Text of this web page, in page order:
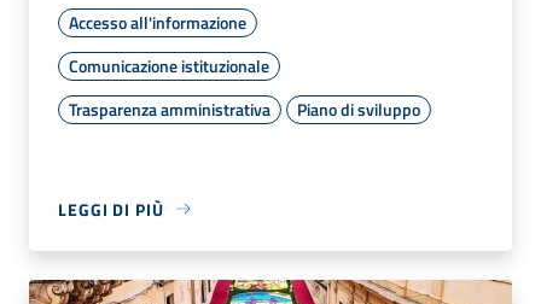
Accesso all'informazione
Comunicazione istituzionale
Trasparenza amministrativa
Piano di sviluppo
LEGGI DI PIÙ